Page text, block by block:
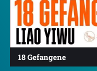
18 Gefangene